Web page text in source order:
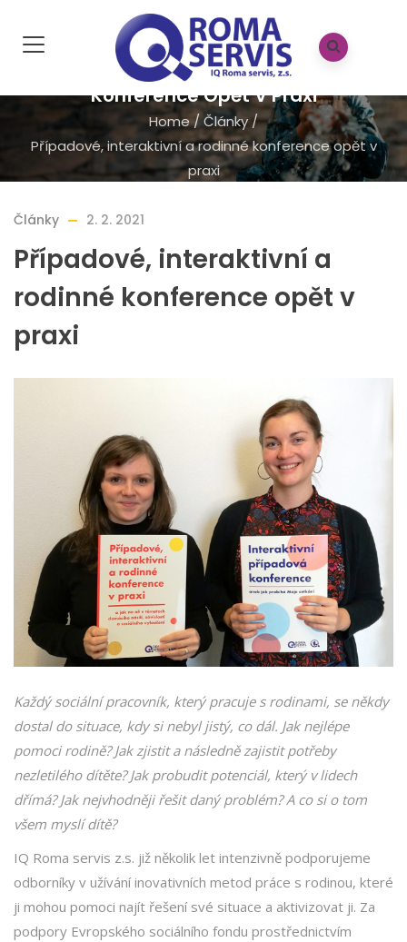
Případové, Interaktivní A Rodinné
Konference Opět V Praxi
Home/Články/
Případové, interaktivní a rodinné konference opět v
praxi
Články 2. 2. 2021
Případové, interaktivní a
rodinné konference opět v
praxi
Každý sociální pracovník, který pracuje s rodinami, se někdy
dostal do situace, kdy si nebyl jistý, co dál. Jak nejlépe
pomoci rodině? Jak zjistit a následně zajistit potřeby
nezletilého dítěte? Jak probudit potenciál, který v lidech
dřímá? Jak nejvhodněji řešit daný problém? A co si o tom
všem myslí dítě?
IQ Roma servis z.s. již několik let intenzivně podporujeme
odborníky v užívání inovativních metod práce s rodinou, které
ji mohou pomoci najít řešení své situace a aktivizovat ji. Za
podpory Evropského sociálního fondu prostřednictvím